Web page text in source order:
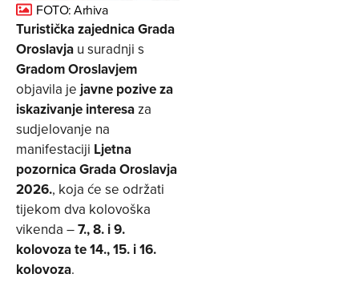
FOTO: Arhiva
Turistička zajednica Grada
Oroslavja u suradnji s
Gradom Oroslavjem
objavila je javne pozive za
iskazivanje interesaza
sudjelovanje na
manifestaciji Ljetna
pozornica Grada Oroslavja
2026., koja će se održati
tijekom dva kolovoška
vikenda –7., 8. i 9.
kolovoza te 14., 15. i 16.
kolovoza.